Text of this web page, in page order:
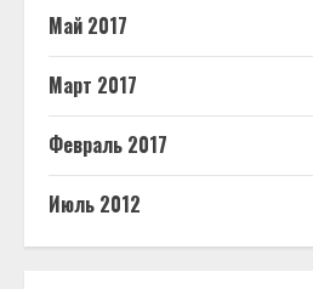
Май 2017
Март 2017
Февраль 2017
Июль 2012